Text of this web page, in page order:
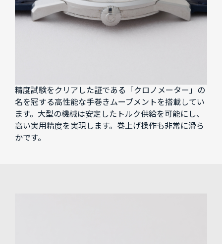
精度試験をクリアした証である「クロノメーター」の
名を冠する高性能な手巻きムーブメントを搭載してい
ます。大型の機械は安定したトルク供給を可能にし、
高い実用精度を実現します。巻上げ操作も非常に滑ら
かです。